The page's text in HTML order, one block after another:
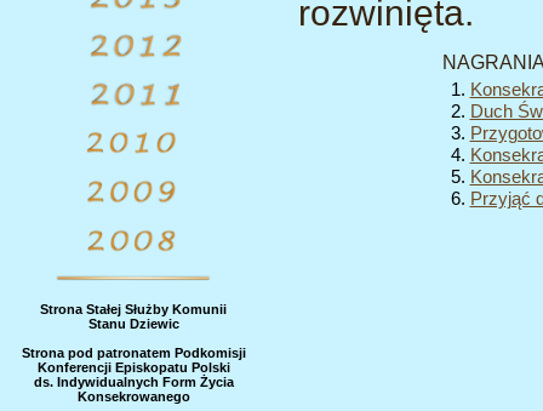
Strona Stałej Służby Komunii
Stanu Dziewic
Strona pod patronatem Podkomisji
Konferencji Episkopatu Polski
ds. Indywidualnych Form Życia
Konsekrowanego
rozwinięta.
Duch
Przyjąć